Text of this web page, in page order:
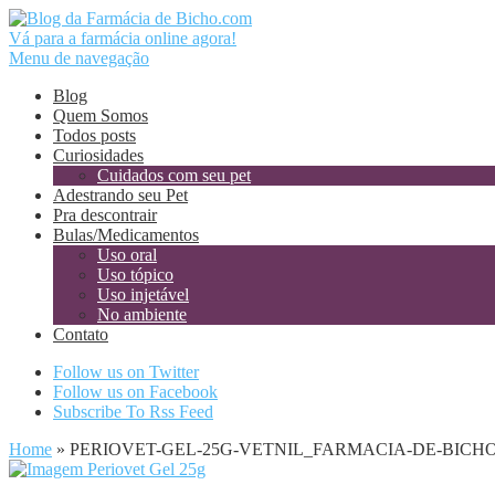
Vá para a farmácia online agora!
Menu de navegação
Blog
Quem Somos
Todos posts
Curiosidades
Cuidados com seu pet
Adestrando seu Pet
Pra descontrair
Bulas/Medicamentos
Uso oral
Uso tópico
Uso injetável
No ambiente
Contato
Follow us on Twitter
Follow us on Facebook
Subscribe To Rss Feed
Home » PERIOVET-GEL-25G-VETNIL_FARMACIA-DE-